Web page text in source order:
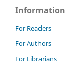
Information
For Readers
For Authors
For Librarians